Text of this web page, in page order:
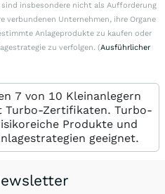
insbesondere nicht als Aufforderung
verbundenen Unternehmen, ihre Organe
Anlageprodukte zu kaufen oder
zu verfolgen. (Ausführlicher
7 von 10 Kleinanlegern
Turbo-Zertifikaten. Turbo-
Produkte und
geeignet.